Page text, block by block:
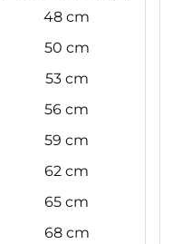
48 cm
50 cm
53 cm
56 cm
59 cm
62 cm
65 cm
68 cm